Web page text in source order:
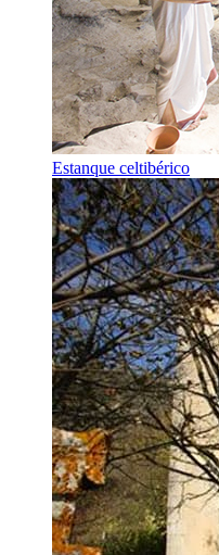
Estanque celtibérico